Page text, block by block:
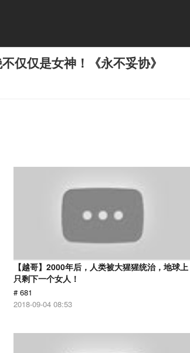
仅仅是女神！《永不妥协》
【越哥】2000年后，人类被大猩猩统治，地球上
只剩下一个女人！
# 681
2018-09-04 08:53